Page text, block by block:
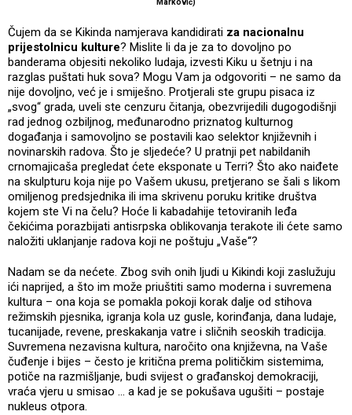
Marković)
Čujem da se Kikinda namjerava kandidirati za nacionalnu
prijestolnicu kulture? Mislite li da je za to dovoljno po
banderama objesiti nekoliko ludaja, izvesti Kiku u šetnju i na
razglas puštati huk sova? Mogu Vam ja odgovoriti – ne samo da
nije dovoljno, već je i smiješno. Protjerali ste grupu pisaca iz
„svog“ grada, uveli ste cenzuru čitanja, obezvrijedili dugogodišnji
rad jednog ozbiljnog, međunarodno priznatog kulturnog
događanja i samovoljno se postavili kao selektor književnih i
novinarskih radova. Što je sljedeće? U pratnji pet nabildanih
crnomajicaša pregledat ćete eksponate u Terri? Što ako naiđete
na skulpturu koja nije po Vašem ukusu, pretjerano se šali s likom
omiljenog predsjednika ili ima skrivenu poruku kritike društva
kojem ste Vi na čelu? Hoće li kabadahije tetoviranih leđa
čekićima porazbijati antisrpska oblikovanja terakote ili ćete samo
naložiti uklanjanje radova koji ne poštuju „Vaše“?
Nadam se da nećete. Zbog svih onih ljudi u Kikindi koji zaslužuju
ići naprijed, a što im može priuštiti samo moderna i suvremena
kultura – ona koja se pomakla pokoji korak dalje od stihova
režimskih pjesnika, igranja kola uz gusle, korinđanja, dana ludaje,
tucanijade, revene, preskakanja vatre i sličnih seoskih tradicija.
Suvremena nezavisna kultura, naročito ona književna, na Vaše
čuđenje i bijes – često je kritična prema političkim sistemima,
potiče na razmišljanje, budi svijest o građanskoj demokraciji,
vraća vjeru u smisao … a kad je se pokušava ugušiti – postaje
nukleus otpora.